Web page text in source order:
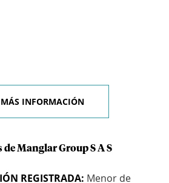
MÁS INFORMACIÓN
Manglar Group S A S
REGISTRADA: Menor de